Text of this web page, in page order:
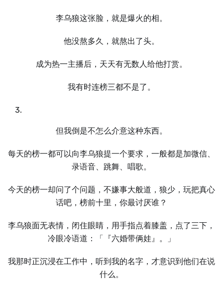
李乌狼这张脸，就是爆火的相。
他没熬多久，就熬出了头。
成为热⼀主播后，天天有无数⼈给他打赏。
我有时连榜三都不是了。
但我倒是不怎么介意这种东西。
每天的榜⼀都可以向李乌狼提⼀个要求，⼀般都是加微信、
录语音、跳舞、唱歌。
今天的榜⼀却问了个问题，不嫌事⼤般道，狼少，玩把真心
话吧，榜前十里，你最讨厌谁？
李乌狼面无表情，闭住眼睛，用手指点着膝盖，点了三下，
冷眼冷语道：「『六婚带俩娃』。」
我那时正沉浸在工作中，听到我的名字，才意识到他们在说
什么。